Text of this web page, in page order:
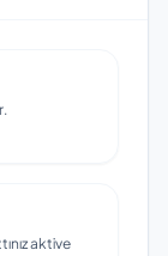
aktive